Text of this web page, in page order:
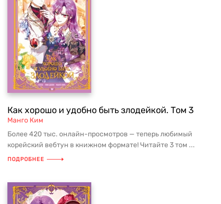
Как хорошо и удобно быть злодейкой. Том 3
Манго Ким
Более 420 тыс. онлайн-просмотров — теперь любимый
корейский вебтун в книжном формате! Читайте 3 том ...
ПОДРОБНЕЕ